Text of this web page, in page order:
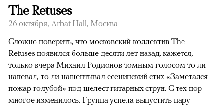
The Retuses
26 октября, Arbat Hall, Москва
Сложно поверить, что московский коллектив The
Retuses появился больше десяти лет назад: кажется,
только вчера Михаил Родионов томным голосом то ли
напевал, то ли нашептывал есенинский стих «Заметался
пожар голубой» под шелест гитарных струн. С тех пор
многое изменилось. Группа успела выпустить пару